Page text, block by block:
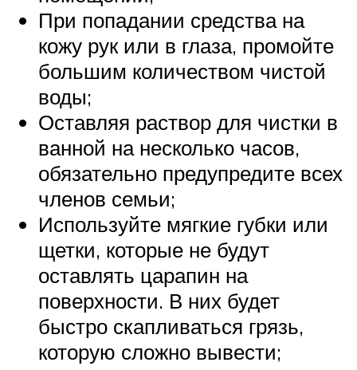
При попадании средства на
кожу рук или в глаза, промойте
большим количеством чистой
воды;
Оставляя раствор для чистки в
ванной на несколько часов,
обязательно предупредите всех
членов семьи;
Используйте мягкие губки или
щетки, которые не будут
оставлять царапин на
поверхности. В них будет
быстро скапливаться грязь,
которую сложно вывести;